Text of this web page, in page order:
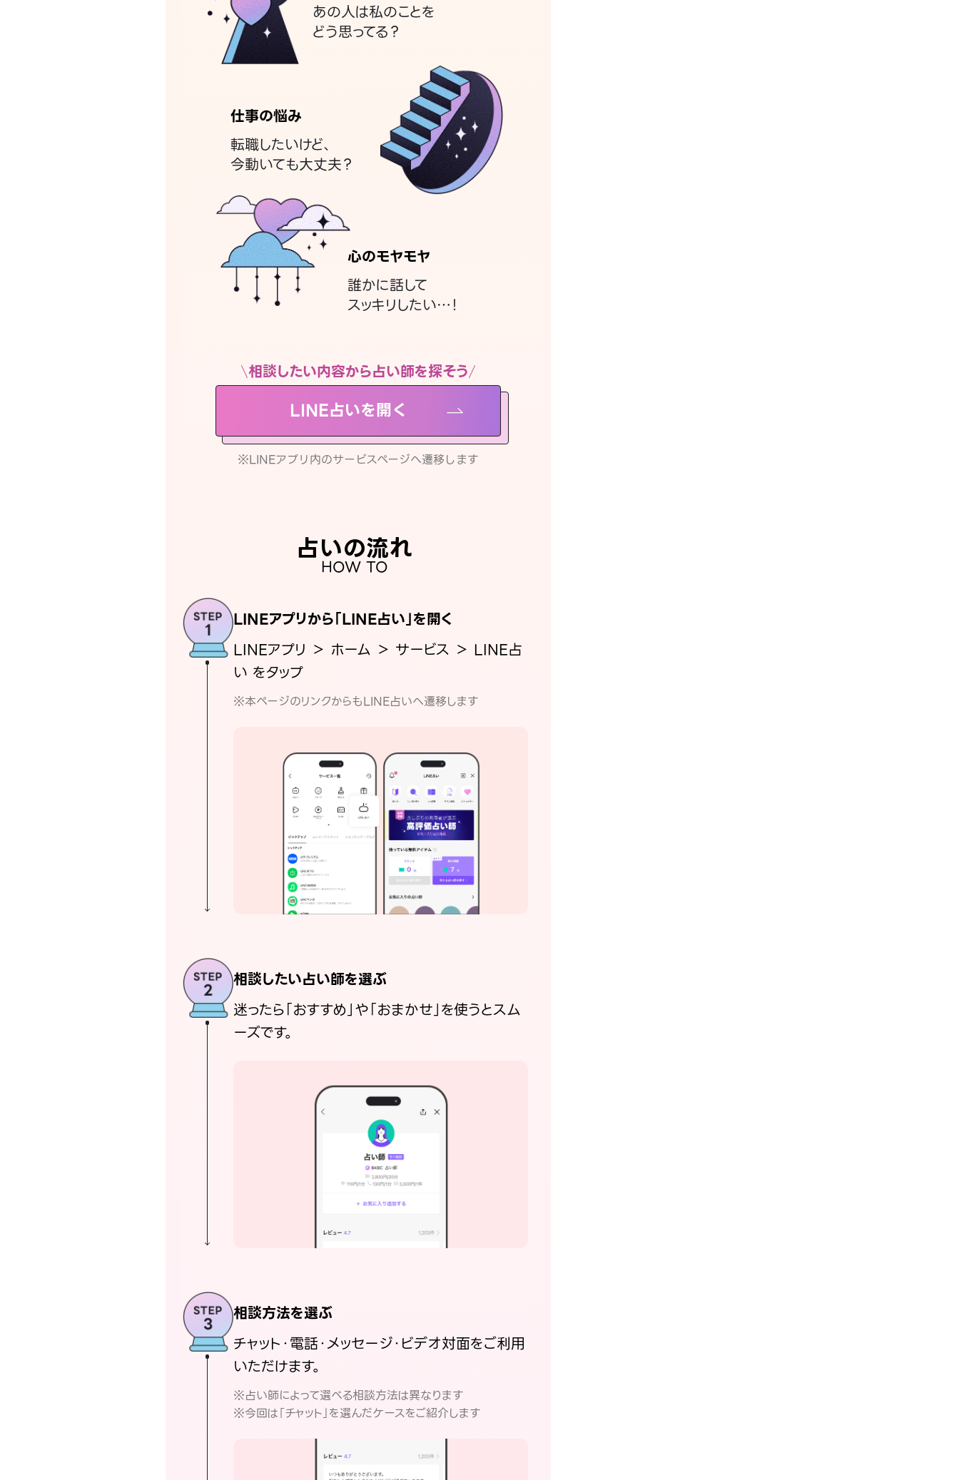
あの人は私のことを
どう思ってる？
仕事の悩み
転職したいけど、
今動いても大丈夫？
心のモヤモヤ
誰かに話して
スッキリしたい…！
相談したい内容から占い師を探そう
LINE占いを開く
※LINEアプリ内のサービスページへ遷移します
占いの流れ
HOW TO
LINEアプリから「LINE占い」を開く
LINEアプリ ＞ ホーム ＞ サービス ＞ LINE占
い をタップ
※本ページのリンクからもLINE占いへ遷移します
相談したい占い師を選ぶ
迷ったら「おすすめ」や「おまかせ」を使うとスム
ーズです。
相談方法を選ぶ
チャット・電話・メッセージ・ビデオ対面をご利用
いただけます。
※占い師によって選べる相談方法は異なります
※今回は「チャット」を選んだケースをご紹介します